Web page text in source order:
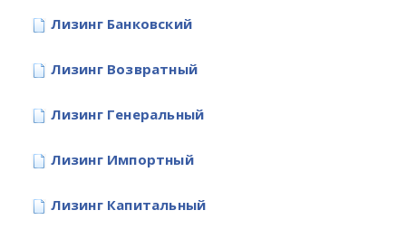
Лизинг Банковский
Лизинг Возвратный
Лизинг Генеральный
Лизинг Импортный
Лизинг Капитальный